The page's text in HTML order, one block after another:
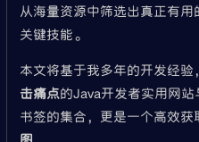
从海量资源中筛选出真正有
关键技能。
本文将基于我多年的开发经验
击痛点的Java开发者实用网
书签的集合，更是一个高效